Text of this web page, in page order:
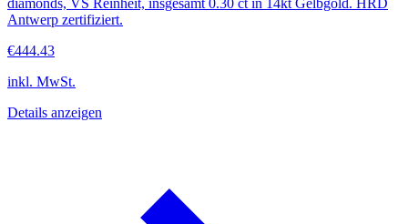
diamonds, VS Reinheit, insgesamt 0.30 ct in 14kt Gelbgold. HRD
Antwerp zertifiziert.
€444.43
inkl. MwSt.
Details anzeigen